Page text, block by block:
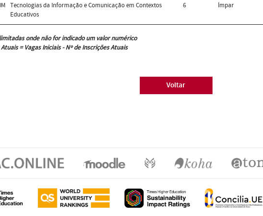
Tecnologias da Informação e Comunicação em Contextos
Educativos
6 Ímpar
onde não for indicado um valor numérico
= Vagas Iniciais - Nº de Inscrições Atuais
Voltar